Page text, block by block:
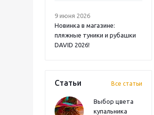
9 июня 2026
Новинка в магазине:
пляжные туники и рубашки
DAVID 2026!
Статьи Все статьи
Выбор цвета
купальника